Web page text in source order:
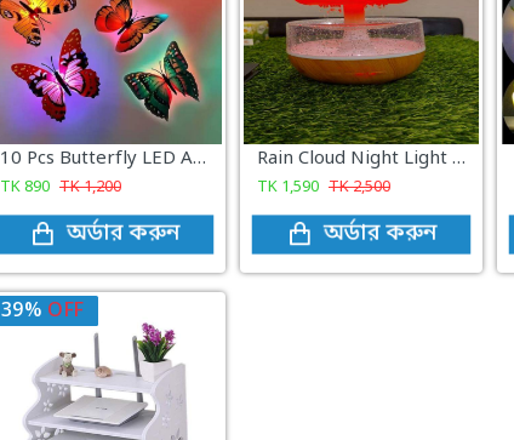
10 Pcs Butterfly LED Adhesive Wall Decorative Light Beautiful Butterfly LED Light
TK890 TK1,200
অর্ডার করুন
Rain Cloud Night Light Humidifier with Raining Water Drop Sound Oil Diffuser for Bedroom
TK 1,590 TK2,500
অর্ডার করুন
39% OFF